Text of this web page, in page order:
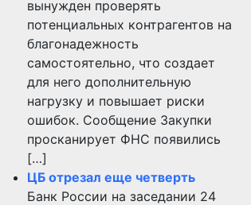
вынужден проверять
потенциальных контрагентов на
благонадежность
самостоятельно, что создает
для него дополнительную
нагрузку и повышает риски
ошибок. Сообщение Закупки
просканирует ФНС появились
[…]
ЦБ отрезал еще четверть
Банк России на заседании 24